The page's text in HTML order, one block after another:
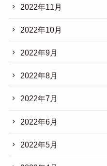
2022年11月
2022年10月
2022年9月
2022年8月
2022年7月
2022年6月
2022年5月